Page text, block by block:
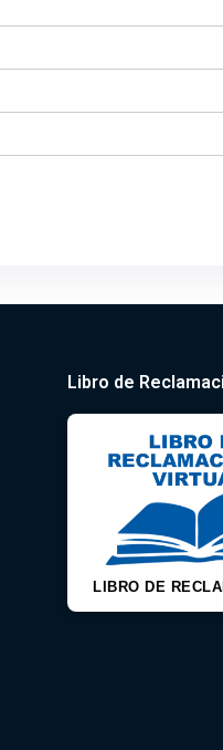
Libro de
LIBRO DE